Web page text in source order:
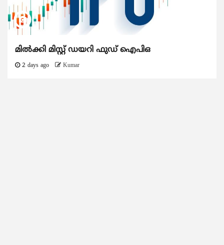
മിൽക്കി മിസ്റ്റ് ഡയറി ഫുഡ് ഐപിഒ
2 days ago Kumar